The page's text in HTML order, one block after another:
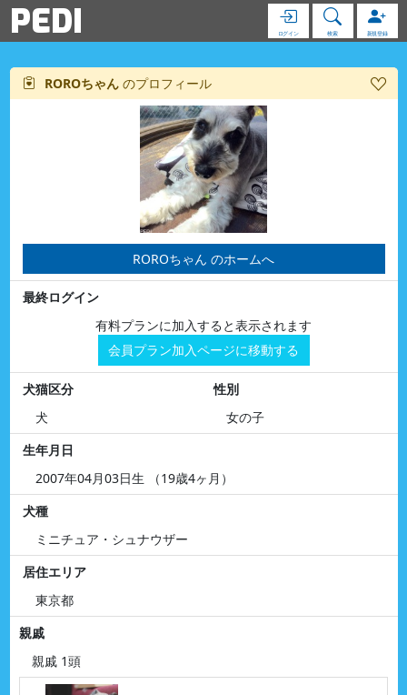
PEDI ログイン 検索 新規登録
ROROちゃん のプロフィール
ROROちゃん のホームへ
最終ログイン
有料プランに加入すると表示されます
会員プラン加入ページに移動する
犬猫区分
犬
性別
女の子
生年月日
2007年04月03日生 （19歳4ヶ月）
犬種
ミニチュア・シュナウザー
居住エリア
東京都
親戚
親戚 1頭